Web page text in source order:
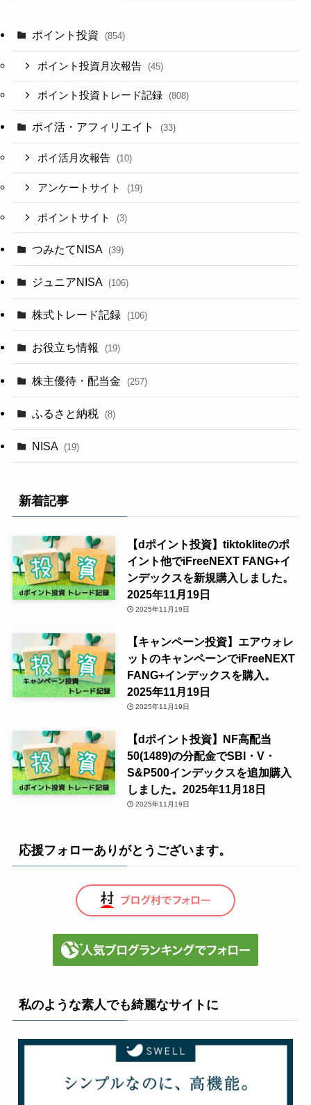
ポイント投資 (854)
ポイント投資月次報告 (45)
ポイント投資トレード記録 (808)
ポイ活・アフィリエイト (33)
ポイ活月次報告 (10)
アンケートサイト (19)
ポイントサイト (3)
つみたてNISA (39)
ジュニアNISA (106)
株式トレード記録 (106)
お役立ち情報 (19)
株主優待・配当金 (257)
ふるさと納税 (8)
NISA (19)
新着記事
【dポイント投資】tiktokliteのポ
イント他でiFreeNEXT FANG+イ
ンデックスを新規購入しました。
2025年11月19日
2025年11月19日
【キャンペーン投資】エアウォレ
ットのキャンペーンでiFreeNEXT
FANG+インデックスを購入。
2025年11月19日
2025年11月19日
【dポイント投資】NF高配当
50(1489)の分配金でSBI・V・
S&P500インデックスを追加購入
しました。2025年11月18日
2025年11月19日
応援フォローありがとうございます。
私のような素人でも綺麗なサイトに